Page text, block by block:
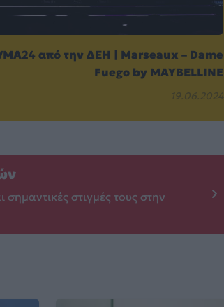
από την ΔΕΗ | Marseaux – Dame
Fuego by MAYBELLINE
19.06.2024
στιγμές τους στην